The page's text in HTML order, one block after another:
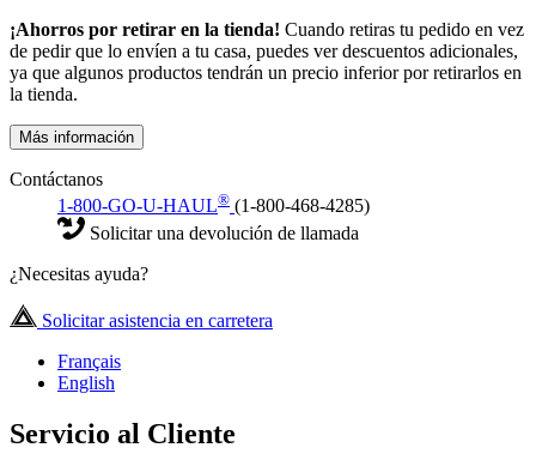
¡Ahorros por retirar en la tienda! Cuando retiras tu pedido en vez
de pedir que lo envíen a tu casa, puedes ver descuentos adicionales,
ya que algunos productos tendrán un precio inferior por retirarlos en
la tienda.
Más información
Contáctanos
1-800-GO-U-HAUL® (1-800-468-4285)
Solicitar una devolución de llamada
¿Necesitas ayuda?
Solicitar asistencia en carretera
Français
English
Servicio al Cliente